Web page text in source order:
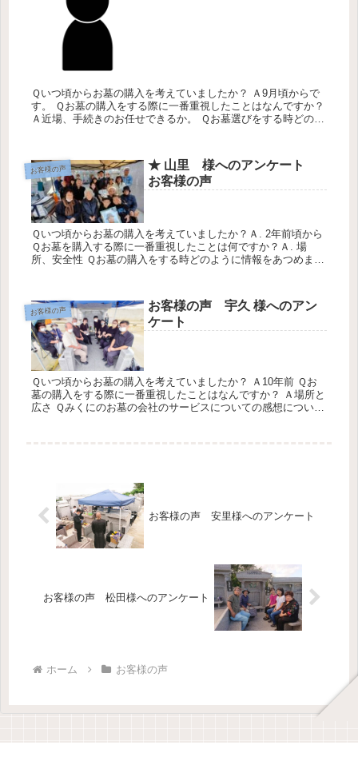
Ｑいつ頃からお墓の購入を考えていましたか？ Ａ9月頃からで
す。 Ｑお墓の購入をする際に一番重視したことはなんですか？
Ａ近場、手続きのお任せできるか。 Ｑお墓選びをする時どのよ
お客様の声
★ 山里 様へのアンケート
お客様の声
Ｑいつ頃からお墓の購入を考えていましたか？Ａ. 2年前頃から
Ｑお墓を購入する際に一番重視したことは何ですか？Ａ. 場
所、安全性 Ｑお墓の購入をする時どのように情報をあつめまし
お客様の声
お客様の声 宇久 様へのアン
ケート
Ｑいつ頃からお墓の購入を考えていましたか？ Ａ10年前 Ｑお
墓の購入をする際に一番重視したことはなんですか？ Ａ場所と
広さ Ｑみくにのお墓の会社のサービスについての感想について
お客様の声 安里様へのアンケート
お客様の声 松田様へのアンケート
ホーム お客様の声